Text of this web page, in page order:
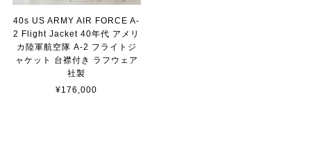
40s US ARMY AIR FORCE A-
2 Flight Jacket 40年代 アメリ
カ陸軍航空隊 A-2 フライトジ
ャケット 台襟付き ラフウェア
社製
¥176,000